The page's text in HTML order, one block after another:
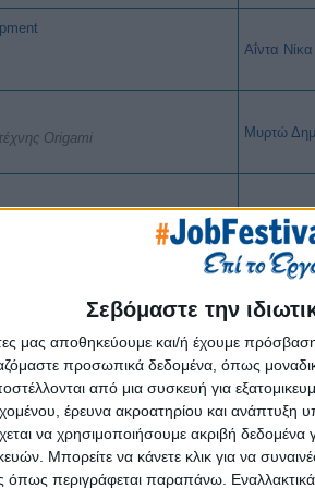
Σεβόμαστε την
μας αποθηκεύουμε και/ή έχουμε
προσωπικά δεδομένα, όπως
από μια συσκευή για
έρευνα ακροατηρίου και ανάπτυξη
να χρησιμοποιήσουμε ακριβή
Μπορείτε να κάνετε κλικ για να
περιγράφεται παραπάνω. Εναλλακτικά,
Αΐντα Νίκα
Origami
Μυρτώ
Ζωή
Χρήστος
Κώστας
Αθανάσιος